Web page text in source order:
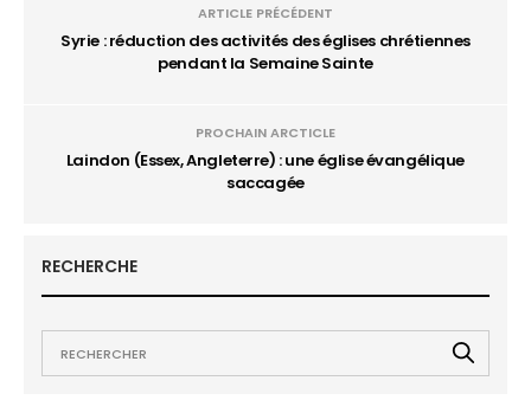
ARTICLE PRÉCÉDENT
Syrie : réduction des activités des églises chrétiennes
pendant la Semaine Sainte
PROCHAIN ARCTICLE
Laindon (Essex, Angleterre) : une église évangélique
saccagée
RECHERCHE